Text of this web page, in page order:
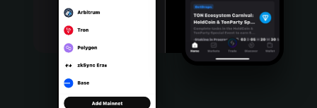
Bahasa Indonesia
Português (Brasil)